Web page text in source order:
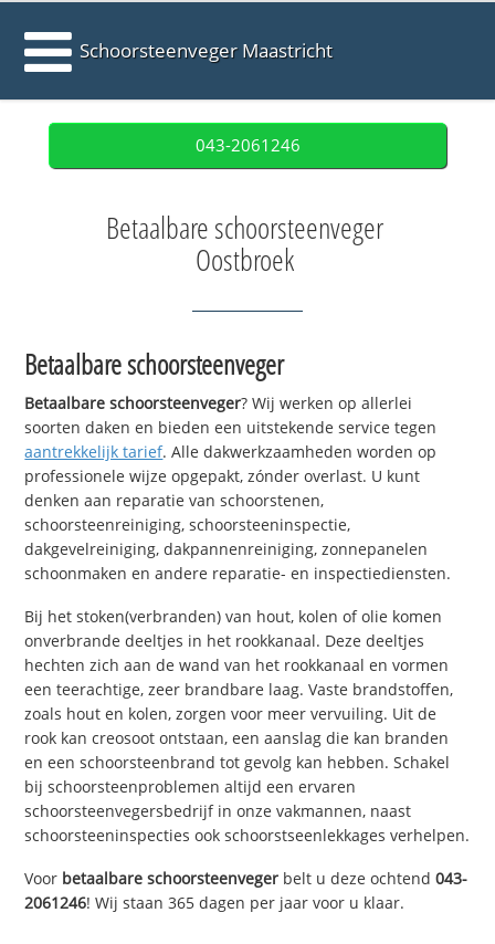
Schoorsteenveger Maastricht
043-2061246
Betaalbare schoorsteenveger
Oostbroek
Betaalbare schoorsteenveger
Betaalbare schoorsteenveger? Wij werken op allerlei
soorten daken en bieden een uitstekende service tegen
aantrekkelijk tarief. Alle dakwerkzaamheden worden op
professionele wijze opgepakt, zónder overlast. U kunt
denken aan reparatie van schoorstenen,
schoorsteenreiniging, schoorsteeninspectie,
dakgevelreiniging, dakpannenreiniging, zonnepanelen
schoonmaken en andere reparatie- en inspectiediensten.
Bij het stoken(verbranden) van hout, kolen of olie komen
onverbrande deeltjes in het rookkanaal. Deze deeltjes
hechten zich aan de wand van het rookkanaal en vormen
een teerachtige, zeer brandbare laag. Vaste brandstoffen,
zoals hout en kolen, zorgen voor meer vervuiling. Uit de
rook kan creosoot ontstaan, een aanslag die kan branden
en een schoorsteenbrand tot gevolg kan hebben. Schakel
bij schoorsteenproblemen altijd een ervaren
schoorsteenvegersbedrijf in onze vakmannen, naast
schoorsteeninspecties ook schoorstseenlekkages verhelpen.
Voor betaalbare schoorsteenveger belt u deze ochtend043-
2061246! Wij staan 365 dagen per jaar voor u klaar.